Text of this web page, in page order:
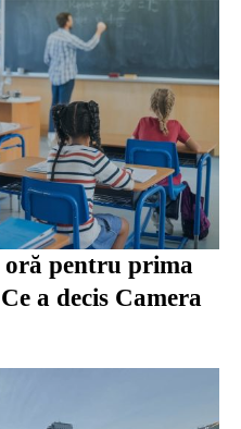
oră pentru prima
a decis Camera